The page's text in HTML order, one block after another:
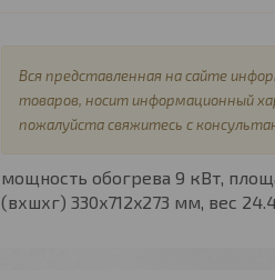
Вся представленная на сайте
товаров, носит информационный
пожалуйста свяжитесь с
мощность обогрева 9 кВт,
(вхшхг) 330x712x273 мм, вес